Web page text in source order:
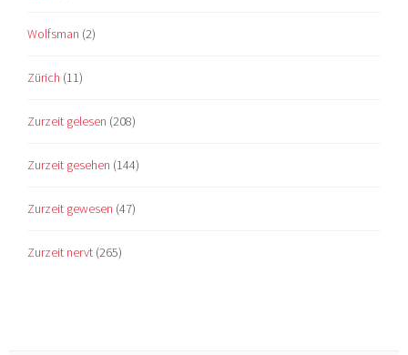
Wolfsman (2)
Zürich (11)
Zurzeit gelesen (208)
Zurzeit gesehen (144)
Zurzeit gewesen (47)
Zurzeit nervt (265)